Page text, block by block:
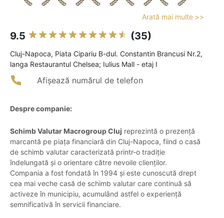
Arată mai multe >>
9.5 (35)
Cluj-Napoca, Piata Cipariu B-dul. Constantin Brancusi Nr.2,
langa Restaurantul Chelsea; Iulius Mall - etaj I
Afișează numărul de telefon
Despre companie:
Schimb Valutar Macrogroup Cluj reprezintă o prezență
marcantă pe piața financiară din Cluj-Napoca, fiind o casă
de schimb valutar caracterizată printr-o tradiție
îndelungată și o orientare către nevoile clienților.
Compania a fost fondată în 1994 și este cunoscută drept
cea mai veche casă de schimb valutar care continuă să
activeze în municipiu, acumulând astfel o experiență
semnificativă în servicii financiare.